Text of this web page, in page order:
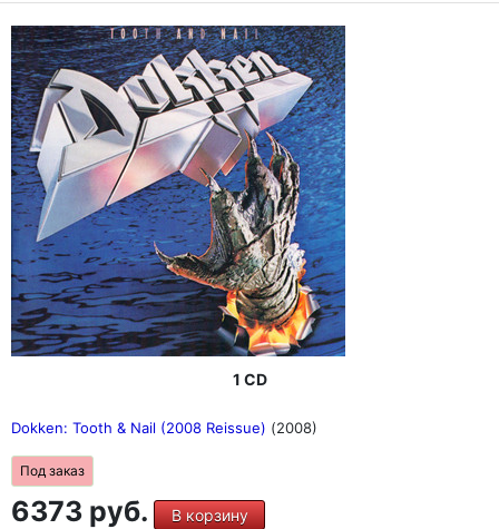
1 CD
Dokken: Tooth & Nail (2008 Reissue) (2008)
Под заказ
6373 руб. В корзину